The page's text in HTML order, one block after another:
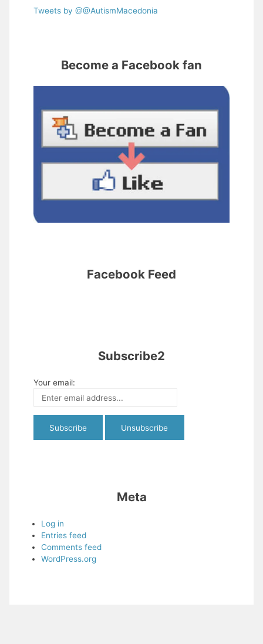
Tweets by @@AutismMacedonia
Become a Facebook fan
Facebook Feed
Subscribe2
Your email:
Meta
Log in
Entries feed
Comments feed
WordPress.org